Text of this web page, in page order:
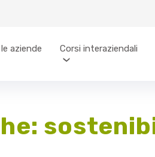
aziende Corsi interaziendali